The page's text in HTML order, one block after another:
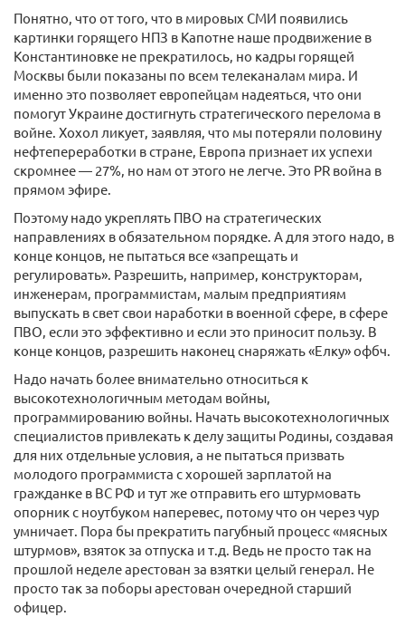
Понятно, что от того, что в мировых СМИ появились
картинки горящего НПЗ в Капотне наше продвижение в
Константиновке не прекратилось, но кадры горящей
Москвы были показаны по всем телеканалам мира. И
именно это позволяет европейцам надеяться, что они
помогут Украине достигнуть стратегического перелома в
войне. Хохол ликует, заявляя, что мы потеряли половину
нефтепереработки в стране, Европа признает их успехи
скромнее — 27%, но нам от этого не легче. Это PR война в
прямом эфире.
Поэтому надо укреплять ПВО на стратегических
направлениях в обязательном порядке. А для этого надо, в
конце концов, не пытаться все «запрещать и
регулировать». Разрешить, например, конструкторам,
инженерам, программистам, малым предприятиям
выпускать в свет свои наработки в военной сфере, в сфере
ПВО, если это эффективно и если это приносит пользу. В
конце концов, разрешить наконец снаряжать «Елку» офбч.
Надо начать более внимательно относиться к
высокотехнологичным методам войны,
программированию войны. Начать высокотехнологичных
специалистов привлекать к делу защиты Родины, создавая
для них отдельные условия, а не пытаться призвать
молодого программиста с хорошей зарплатой на
гражданке в ВС РФ и тут же отправить его штурмовать
опорник с ноутбуком наперевес, потому что он через чур
умничает. Пора бы прекратить пагубный процесс «мясных
штурмов», взяток за отпуска и т.д. Ведь не просто так на
прошлой неделе арестован за взятки целый генерал. Не
просто так за поборы арестован очередной старший
офицер.